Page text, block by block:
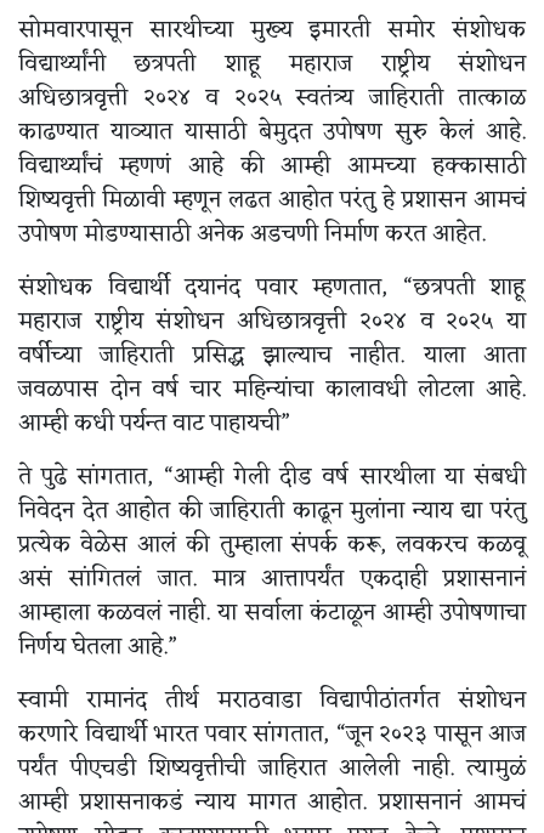
सोमवारपासून सारथीच्या मुख्य इमारती समोर संशोधक
विद्यार्थ्यांनी छत्रपती शाहू महाराज राष्ट्रीय संशोधन
अधिछात्रवृत्ती २०२४ व २०२५ स्वतंत्र्य जाहिराती तात्काळ
काढण्यात याव्यात यासाठी बेमुदत उपोषण सुरु केलं आहे.
विद्यार्थ्यांचं म्हणणं आहे की आम्ही आमच्या हक्कासाठी
शिष्यवृत्ती मिळावी म्हणून लढत आहोत परंतु हे प्रशासन आमचं
उपोषण मोडण्यासाठी अनेक अडचणी निर्माण करत आहेत.
संशोधक विद्यार्थी दयानंद पवार म्हणतात, “छत्रपती शाहू
महाराज राष्ट्रीय संशोधन अधिछात्रवृत्ती २०२४ व २०२५ या
वर्षीच्या जाहिराती प्रसिद्ध झाल्याच नाहीत. याला आता
जवळपास दोन वर्ष चार महिन्यांचा कालावधी लोटला आहे.
आम्ही कधी पर्यन्त वाट पाहायची”
ते पुढे सांगतात, “आम्ही गेली दीड वर्ष सारथीला या संबधी
निवेदन देत आहोत की जाहिराती काढून मुलांना न्याय द्या परंतु
प्रत्येक वेळेस आलं की तुम्हाला संपर्क करू, लवकरच कळवू
असं सांगितलं जात. मात्र आत्तापर्यंत एकदाही प्रशासनानं
आम्हाला कळवलं नाही. या सर्वाला कंटाळून आम्ही उपोषणाचा
निर्णय घेतला आहे.”
स्वामी रामानंद तीर्थ मराठवाडा विद्यापीठांतर्गत संशोधन
करणारे विद्यार्थी भारत पवार सांगतात, “जून २०२३ पासून आज
पर्यंत पीएचडी शिष्यवृत्तीची जाहिरात आलेली नाही. त्यामुळं
आम्ही प्रशासनाकडं न्याय मागत आहोत. प्रशासनानं आमचं